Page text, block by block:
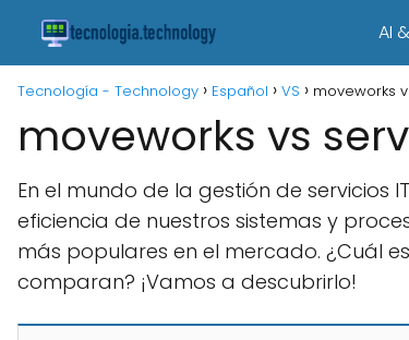
AI
Tecnología - Technology Español VS moveworks
moveworks vs
En el mundo de la gestión de
eficiencia de nuestros sistemas y
más populares en el mercado. ¿Cuál
comparan? ¡Vamos a descubrirlo!